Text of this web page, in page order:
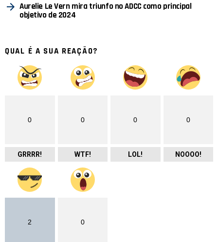
Aurelie Le Vern mira triunfo no ADCC como principal
objetivo de 2024
QUAL É A SUA REAÇÃO?
0
GRRRR!
0
WTF!
0
LOL!
0
NOOOO!
2 0